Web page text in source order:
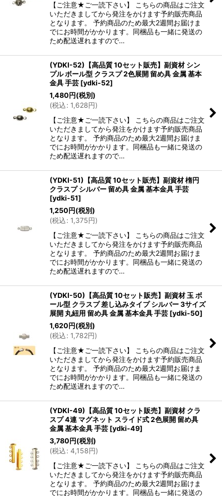
【ご注意★ご一読下さい】 こちらの商品はご注文
いただきましてから発注をかけます予約販売商品
となります。 予約商品のため最大2週間お届けま
でにお時間がかかります。同梱品も一緒に発送の
ため配送遅れますので…
(YDKI-52)【高品質 10セット販売】副資材 シン
プル ボール型 クラスプ 2色展開 留め具 金属 基本
金具 手芸 [ydki-52]
1,480円(税別)
(税込: 1,628円)
【ご注意★ご一読下さい】 こちらの商品はご注文
いただきましてから発注をかけます予約販売商品
となります。 予約商品のため最大2週間お届けま
でにお時間がかかります。同梱品も一緒に発送の
ため配送遅れますので…
(YDKI-51)【高品質 10セット販売】副資材 楕円
クラスプ シルバー 留め具 金属 基本金具 手芸
[ydki-51]
1,250円(税別)
(税込: 1,375円)
【ご注意★ご一読下さい】 こちらの商品はご注文
いただきましてから発注をかけます予約販売商品
となります。 予約商品のため最大2週間お届けま
でにお時間がかかります。同梱品も一緒に発送の
ため配送遅れますので…
(YDKI-50)【高品質 10セット販売】副資材 玉 ボ
ール型 クラスプ 差し込みタイプ シルバー 3サイズ
展開 丸紐用 留め具 金属 基本金具 手芸 [ydki-50]
1,620円(税別)
(税込: 1,782円)
【ご注意★ご一読下さい】 こちらの商品はご注文
いただきましてから発注をかけます予約販売商品
となります。 予約商品のため最大2週間お届けま
でにお時間がかかります。同梱品も一緒に発送の
ため配送遅れますので…
(YDKI-49)【高品質 10セット販売】副資材 クラ
スプ 4連 マグネット スライド式 2色展開 留め具
金属 基本金具 手芸 [ydki-49]
3,780円(税別)
(税込: 4,158円)
【ご注意★ご一読下さい】 こちらの商品はご注文
いただきましてから発注をかけます予約販売商品
となります。 予約商品のため最大2週間お届けま
でにお時間がかかります。同梱品も一緒に発送の